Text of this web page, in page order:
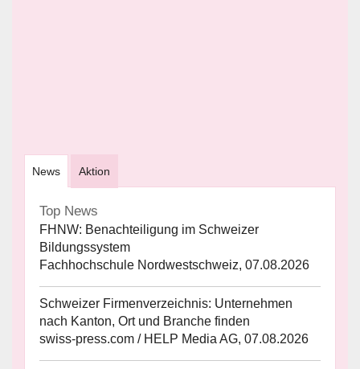
News Aktion
Top News
FHNW: Benachteiligung im Schweizer
Bildungssystem
Fachhochschule Nordwestschweiz, 07.08.2026
Schweizer Firmenverzeichnis: Unternehmen
nach Kanton, Ort und Branche finden
swiss-press.com / HELP Media AG, 07.08.2026